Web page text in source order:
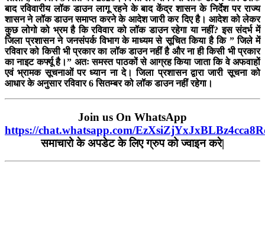
बाद रविवारीय लॉक डाउन लागू रहने के बाद केंद्र शासन के निर्देश पर राज्य
शासन ने लॉक डाउन समाप्त करने के आदेश जारी कर दिए है। आदेश को लेकर
कुछ लोगो को भ्रम है कि रविवार को लॉक डाउन रहेगा या नहीं? इस संदर्भ में
जिला प्रशासन ने जनसंपर्क विभाग के माध्यम से सूचित किया है कि ” जिले में
रविवार को किसी भी प्रकार का लॉक डाउन नहीं है और ना ही किसी भी प्रकार
का नाइट कर्फ्यू है।” अतः समस्त पाठकों से आग्रह किया जाता कि वे अफवाहों
एवं भ्रामक सूचनाओं पर ध्यान ना दे। जिला प्रशासन द्वारा जारी सूचना को
आधार के अनुसार रविवार 6 सितम्बर को लॉक डाउन नहीं रहेगा।
Join us On WhatsApp
https://chat.whatsapp.com/
समाचारो के अपडेट के लिए ग्रुप को ज्वाइन करे|